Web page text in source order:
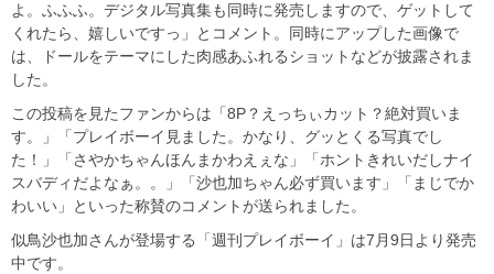
よ。ふふふ。デジタル写真集も同時に発売しますので、ゲットして
くれたら、嬉しいですっ」とコメント。同時にアップした画像で
は、ドールをテーマにした肉感あふれるショットなどが披露されま
した。
この投稿を見たファンからは「8P？えっちぃカット？絶対買いま
す。」「プレイボーイ見ました。かなり、グッとくる写真でし
た！」「さやかちゃんほんまかわえぇな」「ホントきれいだしナイ
スバディだよなぁ。。」「沙也加ちゃん必ず買います」「まじでか
わいい」といった称賛のコメントが送られました。
似鳥沙也加さんが登場する「週刊プレイボーイ」は7月9日より発売
中です。